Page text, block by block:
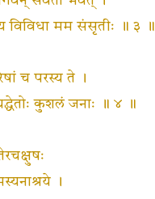
विविधा मम संसृतीः ॥ ३ ॥
च परस्य ते ।
कुशलं जनाः ॥ ४ ॥
।